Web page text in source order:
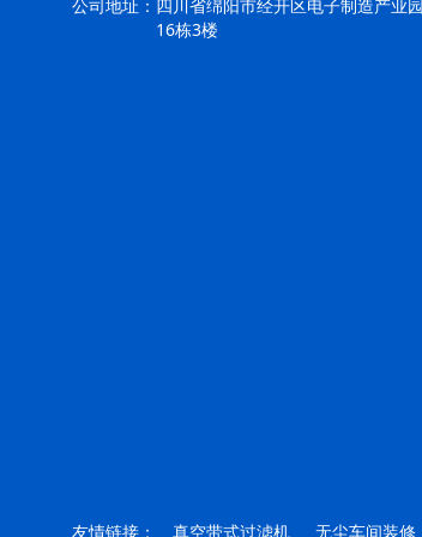
公司地址： 四川省绵阳市经开区电子制造产业园
16栋3楼
友情链接： 真空带式过滤机 无尘车间装修